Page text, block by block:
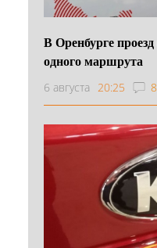
В Оренбурге
одного маршрута
6 августа 20:25 8